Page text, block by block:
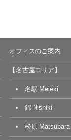
オフィスのご案内
【名古屋エリア】
名駅 Meieki
錦 Nishiki
松原 Matsubara